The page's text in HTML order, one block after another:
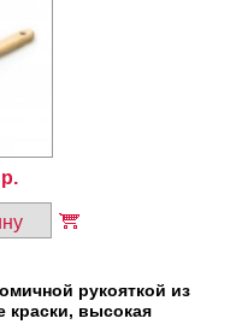
р.
рукояткой из
краски, высокая